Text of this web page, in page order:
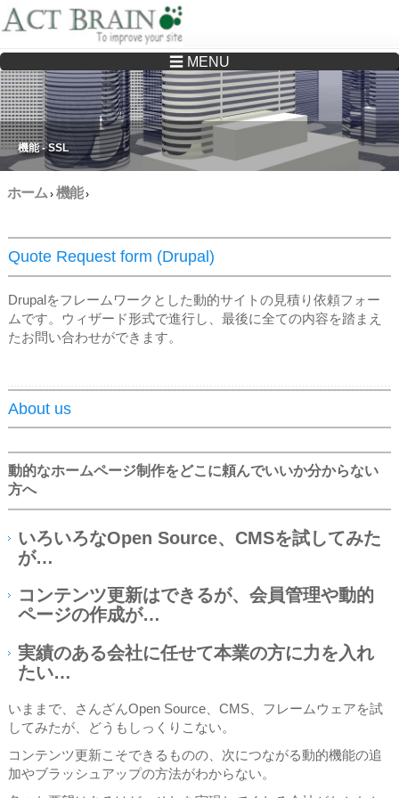
Drupalサイトの制作・保守をどこに頼んでいいか分からない方へ…まずはご相談く
ださい
☰ MENU
機能 - SSL
ホーム› 機能›
Quote Request form (Drupal)
Drupalをフレームワークとした動的サイトの見積り依頼フォー
ムです。ウィザード形式で進行し、最後に全ての内容を踏まえ
たお問い合わせができます。
About us
動的なホームページ制作をどこに頼んでいいか分からない
方へ
いろいろなOpen Source、CMSを試してみた
が…
コンテンツ更新はできるが、会員管理や動的
ページの作成が…
実績のある会社に任せて本業の方に力を入れ
たい…
いままで、さんざんOpen Source、CMS、フレームウェアを試
してみたが、どうもしっくりこない。
コンテンツ更新こそできるものの、次につながる動的機能の追
加やブラッシュアップの方法がわからない。